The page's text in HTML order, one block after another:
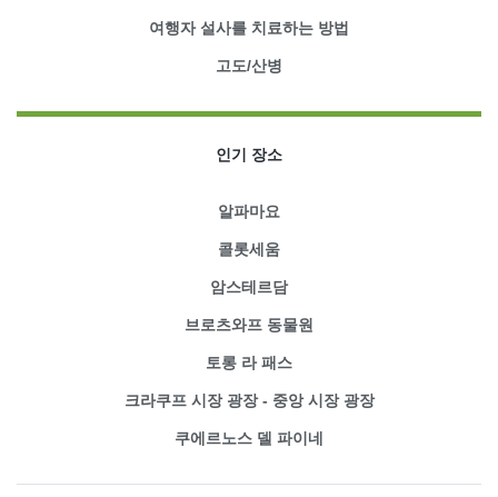
여행자 설사를 치료하는 방법
고도/산병
인기 장소
알파마요
콜롯세움
암스테르담
브로츠와프 동물원
토롱 라 패스
크라쿠프 시장 광장 - 중앙 시장 광장
쿠에르노스 델 파이네